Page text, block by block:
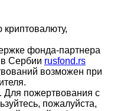
криптовалюту,
фонда-партнера
Сербии rusfond.rs
возможен при
. Для пожертвования с
пожалуйста,